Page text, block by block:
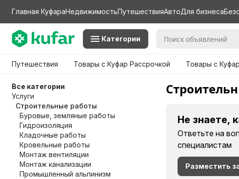
Главная КуфараНедвижимостьПутешествияАвтоДля бизнеса
Категории
Путешествия Товары с Куфар Рассрочкой Товары с
Все категории
Услуги
Строительные работы
Буровые, земляные работы
Гидроизоляция
Кладочные работы
Кровельные работы
Монтаж вентиляции
Монтаж канализации
Промышленный альпинизм
Не знаете,
Ответьте на
специалистам
Разместить